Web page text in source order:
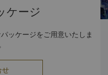
ケージ
ッケージをご用意いたしま
せ